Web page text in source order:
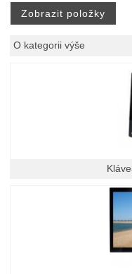
O kategorii výše